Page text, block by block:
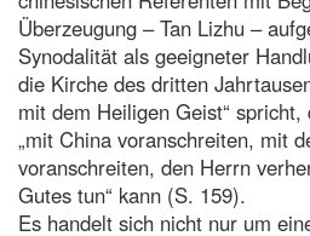
Überzeugung – Tan Lizhu –
Synodalität als geeigneter
die Kirche des dritten
mit dem Heiligen Geist“
„mit China voranschreiten, mit
voranschreiten, den Herrn
Gutes tun“ kann (S. 159).
Es handelt sich nicht nur um